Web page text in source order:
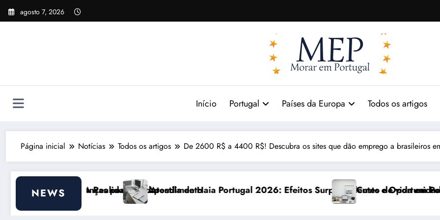
Pular
para
agosto 7, 2026
Início Portugal Países da Europa Todos os artigos
Página inicial Notícias Todos os artigos De 2600 R$ a 4400 R$! Descubra os sites que dão emprego a brasileiros
NEWS
ajudar
do Atendimento
Apostila de Haia Portugal 2026: Efeitos Surpreendentes e OportunidadesCusto de vida em Portugal 2026: impactos reais